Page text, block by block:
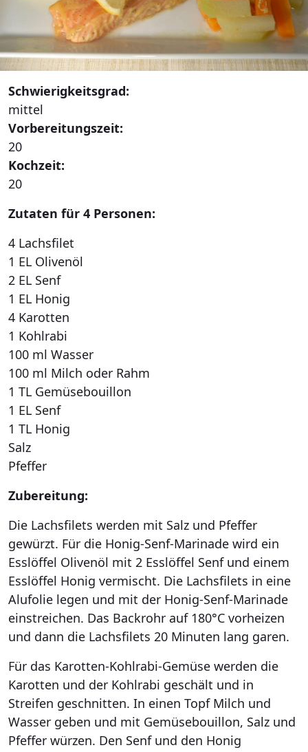
Schwierigkeitsgrad:
mittel
Vorbereitungszeit:
20
Kochzeit:
20
Zutaten für 4 Personen:
4 Lachsfilet
1 EL Olivenöl
2 EL Senf
1 EL Honig
4 Karotten
1 Kohlrabi
100 ml Wasser
100 ml Milch oder Rahm
1 TL Gemüsebouillon
1 EL Senf
1 TL Honig
Salz
Pfeffer
Zubereitung:
Die Lachsfilets werden mit Salz und Pfeffer
gewürzt. Für die Honig-Senf-Marinade wird ein
Esslöffel Olivenöl mit 2 Esslöffel Senf und einem
Esslöffel Honig vermischt. Die Lachsfilets in eine
Alufolie legen und mit der Honig-Senf-Marinade
einstreichen. Das Backrohr auf 180°C vorheizen
und dann die Lachsfilets 20 Minuten lang garen.
Für das Karotten-Kohlrabi-Gemüse werden die
Karotten und der Kohlrabi geschält und in
Streifen geschnitten. In einen Topf Milch und
Wasser geben und mit Gemüsebouillon, Salz und
Pfeffer würzen. Den Senf und den Honig